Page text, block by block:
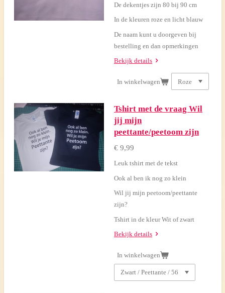
De dekentjes zijn 80 bij 90 cm
In de kleuren roze en licht blauw
De naam kunt u doorgeven bij
bestelling en dan opmerkingen
Bekijk details
In winkelwagen
Tshirt met de vraag Wil
jij mijn
peettante/peetoom zijn
€ 9,99
Leuk tshirt met de tekst
Ook al ben ik nog zo klein
Wil jij mijn peetoom/peettante
zijn?
Tshirt in de kleur Wit of zwart
Bekijk details
In winkelwagen